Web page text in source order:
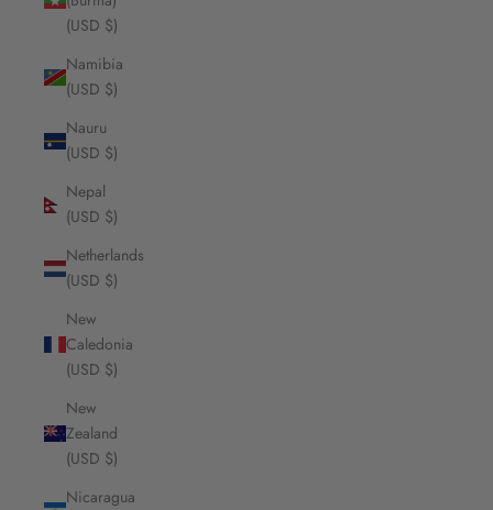
(USD $)
Namibia
(USD $)
Nauru
(USD $)
Nepal
(USD $)
Netherlands
(USD $)
New
Caledonia
(USD $)
New
Zealand
(USD $)
Nicaragua